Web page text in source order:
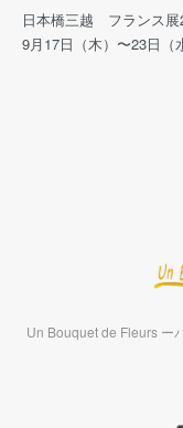
日本橋三越 フランス展
9月17日（木）〜23日（
Un Bouquet de Fleurs ー